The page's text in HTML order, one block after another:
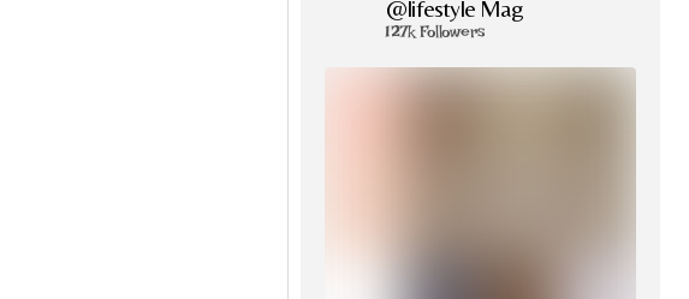
@lifestyle Mag
127k Followers